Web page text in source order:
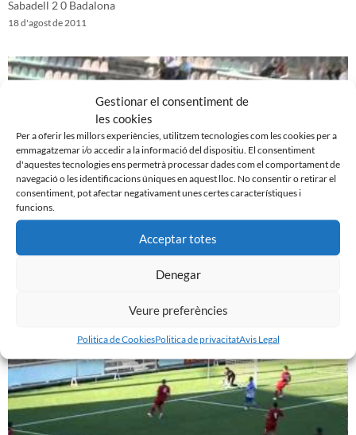
Gestionar el consentiment de
les cookies
Per a oferir les millors experiències, utilitzem tecnologies com les cookies per a
emmagatzemar i/o accedir a la informació del dispositiu. El consentiment
d'aquestes tecnologies ens permetrà processar dades com el comportament de
navegació o les identificacions úniques en aquest lloc. No consentir o retirar el
consentiment, pot afectar negativament unes certes característiques i
funcions.
Acceptar totes
Denegar
Veure preferències
Politica de CookiesPolitica de privacitatAvis Legal
Sabadell 2 0 Badalona
18 d'agost de 2011
Reus 1-0 CE Sabadell (amistós)